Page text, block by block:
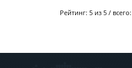
Рейтинг: 5 из 5 / всего: